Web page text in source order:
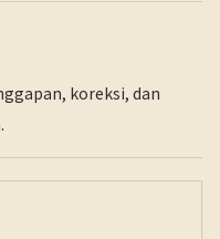
koreksi, dan